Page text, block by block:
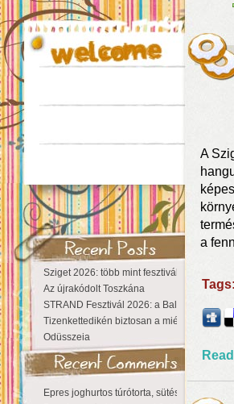
Sziget 2026: több mint fesztivál, egy
Az újrakódolt Toszkána
STRAND Fesztivál 2026: a Balaton partján
Tizenkettedikén biztosan a miénk a Sziget!
Odüsszeia
Epres joghurtos túrótorta, sütés nélkül
A
a
Tags: